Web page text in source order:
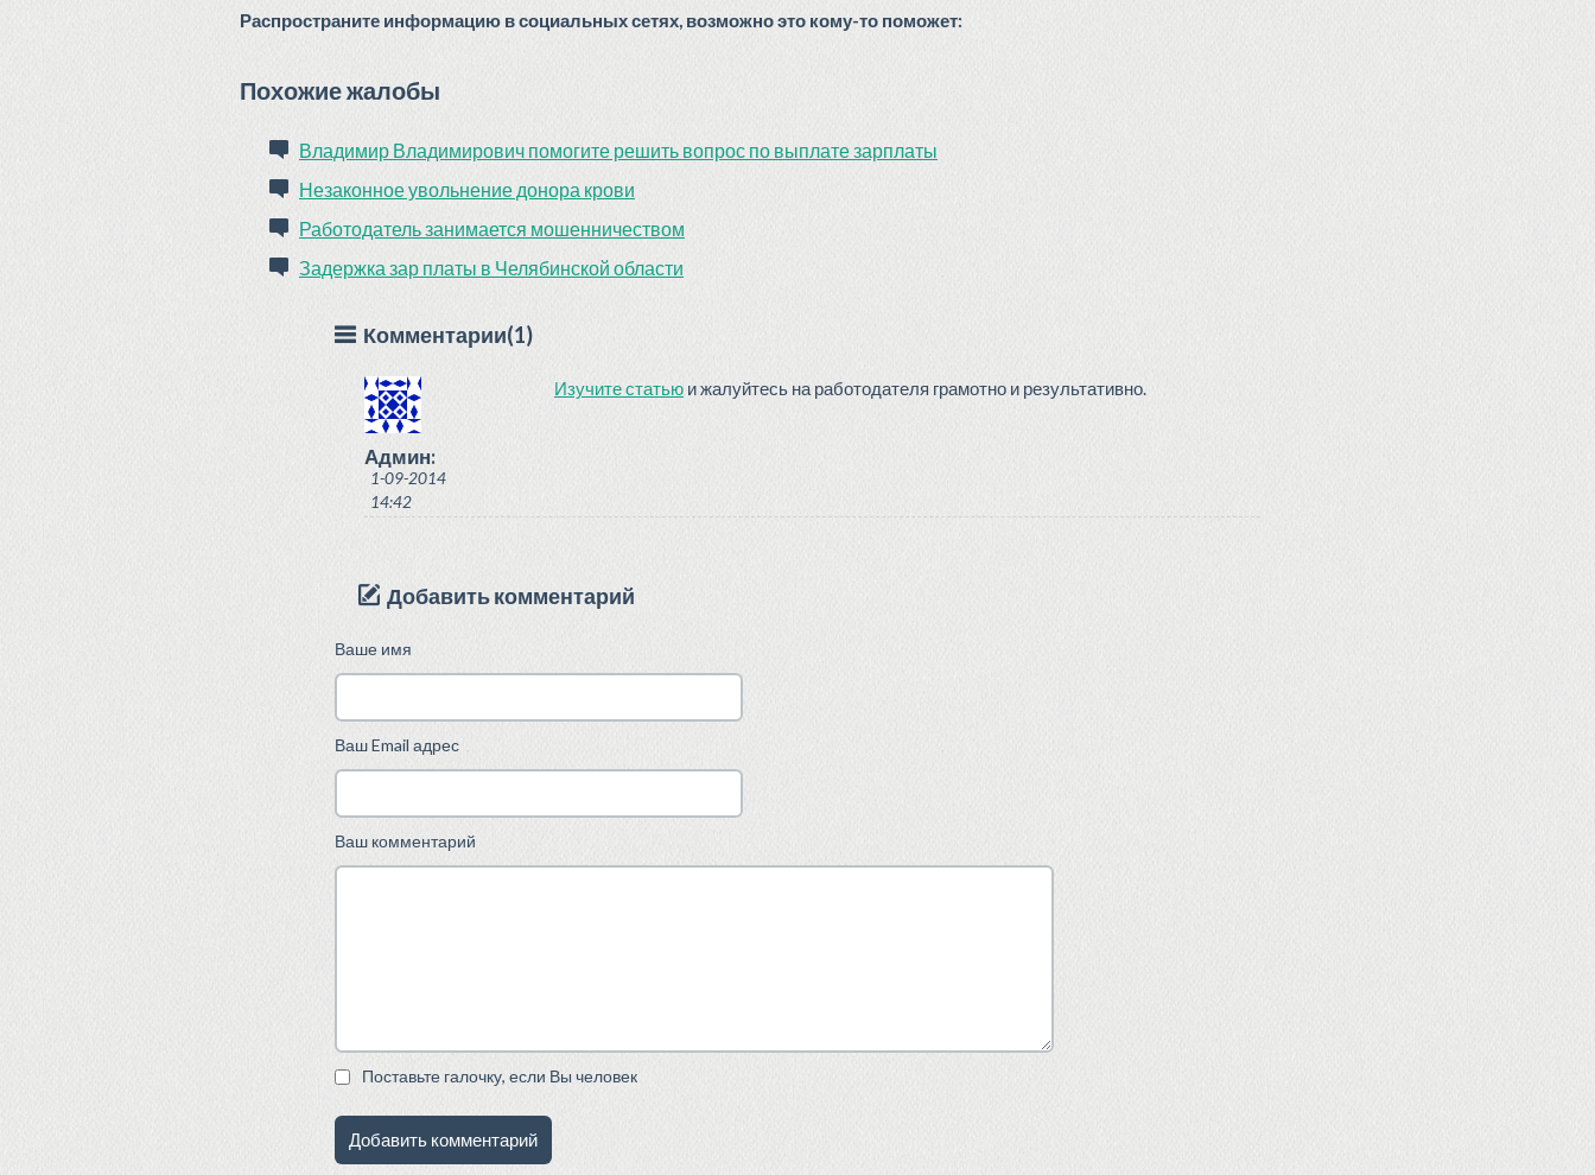
Распространите информацию в социальных сетях, возможно это кому-то поможет:
Похожие жалобы
Владимир Владимирович помогите решить вопрос по выплате зарплаты
Незаконное увольнение донора крови
Работодатель занимается мошенничеством
Задержка зар платы в Челябинской области
Комментарии(1)
Админ:
1-09-2014
14:42
Изучите статью и жалуйтесь на работодателя грамотно и результативно.
Добавить комментарий
Ваше имя
Ваш Email адрес
Ваш комментарий
Поставьте галочку, если Вы человек